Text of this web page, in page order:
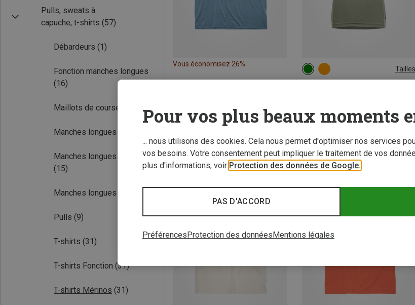
Pulls, sweats à
capuche, t-shirts (57)
Débardeurs (1)
Fonction manches longues
(16)
Maillots de course
Manches longues
Manches longues Mérinos
(15)
Manches longues loisirs
Pulls (9)
T-shirts (31)
T-shirts Fonction (31)
T-shirts Mérinos (31)
Vous économisez 26%
Tailles
XS L
Pour vos plus beaux moments
... nous utilisons des cookies. Cela nous permet d'optimiser nos services
vos besoins. Votre consentement peut impliquer le traitement de vos
plus d'informations, voir Protection des données de Google.
PAS D'ACCORD
PréférencesProtection des donnéesMentions légales